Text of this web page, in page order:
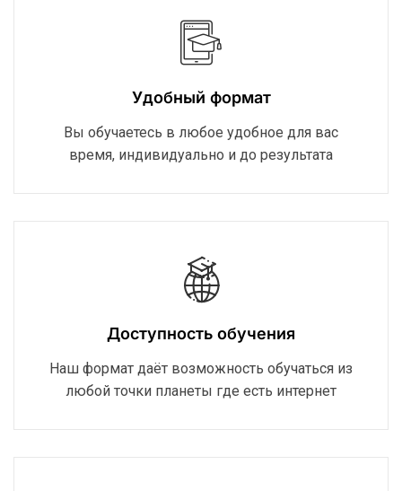
Удобный формат
Вы обучаетесь в любое удобное для вас
время, индивидуально и до результата
Доступность обучения
Наш формат даёт возможность обучаться из
любой точки планеты где есть интернет